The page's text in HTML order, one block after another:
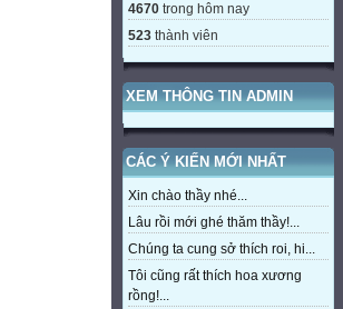
4670 trong hôm nay
523 thành viên
XEM THÔNG TIN ADMIN
CÁC Ý KIẾN MỚI NHẤT
Xin chào thầy nhé...
Lâu rồi mới ghé thăm thầy!...
Chúng ta cung sở thích roi, hi...
Tôi cũng rất thích hoa xương
rồng!...